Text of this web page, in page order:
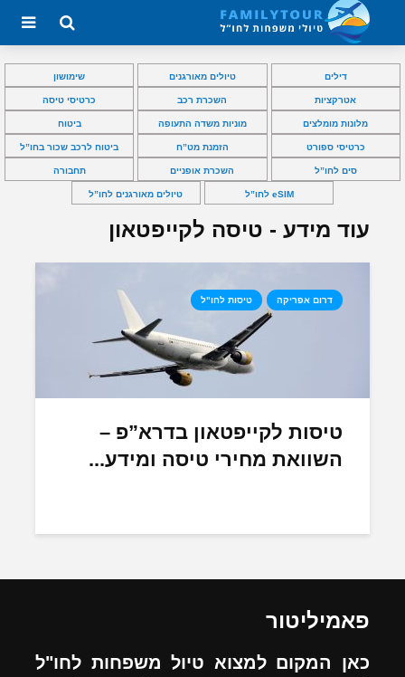
דילים טיולים מאורגנים שימושון
אטרקציות השכרת רכב כרטיסי טיסה
מלונות מומלצים מוניות משדה התעופה ביטוח
כרטיסי ספורט הזמנת מט”ח ביטוח לרכב שכור בחו”ל
סים לחו”ל השכרת אופניים תחבורה
eSIM לחו”ל טיולים מאורגנים לחו”ל
עוד מידע - טיסה לקייפטאון
דרום אפריקה טיסות לחו"ל
טיסות לקייפטאון בדרא”פ –
השוואת מחירי טיסה ומידע...
פאמיליטור
כאן המקום למצוא טיול משפחות לחו"ל